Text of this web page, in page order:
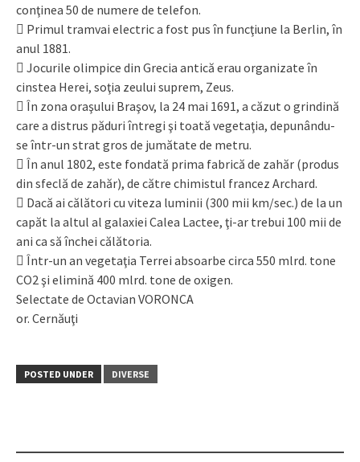
conţinea 50 de numere de telefon.
 Primul tramvai electric a fost pus în funcţiune la Berlin, în
anul 1881.
 Jocurile olimpice din Grecia antică erau organizate în
cinstea Herei, soţia zeului suprem, Zeus.
 În zona oraşului Braşov, la 24 mai 1691, a căzut o grindină
care a distrus păduri întregi şi toată vegetaţia, depunându-
se într-un strat gros de jumătate de metru.
 În anul 1802, este fondată prima fabrică de zahăr (produs
din sfeclă de zahăr), de către chimistul francez Archard.
 Dacă ai călători cu viteza luminii (300 mii km/sec.) de la un
capăt la altul al galaxiei Calea Lactee, ţi-ar trebui 100 mii de
ani ca să închei călătoria.
 Într-un an vegetaţia Terrei absoarbe circa 550 mlrd. tone
CO2 şi elimină 400 mlrd. tone de oxigen.
Selectate de Octavian VORONCA
or. Cernăuţi
POSTED UNDER DIVERSE